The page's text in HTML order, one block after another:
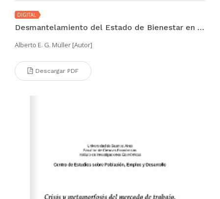
DIGITAL
Desmantelamiento del Estado de Bienestar en la Argentina
Alberto E. G. Müller [Autor]
Descargar PDF